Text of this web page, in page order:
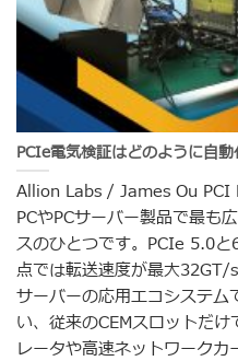
PCIe電気検証はどのように自
Allion Labs / James Ou PCI
PCやPCサーバー製品で最も
スのひとつです。PCIe 5.0
点では転送速度が最大32GT/
サーバーの応用エコシステ
い、従来のCEMスロットだ
レータや高速ネットワーク